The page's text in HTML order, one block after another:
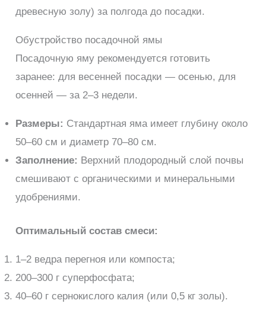
древесную золу) за полгода до посадки.
Обустройство посадочной ямы
Посадочную яму рекомендуется готовить
заранее: для весенней посадки — осенью, для
осенней — за 2–3 недели.
Размеры: Стандартная яма имеет глубину около
50–60 см и диаметр 70–80 см.
Заполнение: Верхний плодородный слой почвы
смешивают с органическими и минеральными
удобрениями.
Оптимальный состав смеси:
1–2 ведра перегноя или компоста;
200–300 г суперфосфата;
40–60 г сернокислого калия (или 0,5 кг золы).